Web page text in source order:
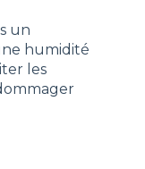
un
humidité
les